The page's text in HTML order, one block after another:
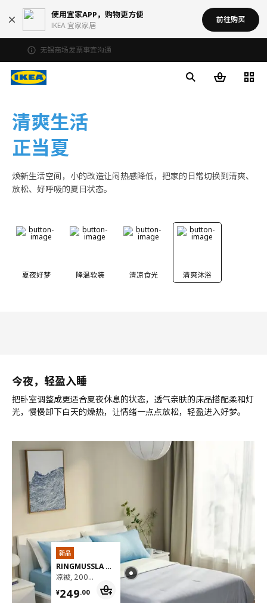
使用宜家APP，购物更方便
IKEA 宜家家居
前往购买
无锡商场发票事宜沟通
清爽生活
正当夏
焕新生活空间，小的改造让闷热感降低，把家的日常切换到清爽、
放松、好呼吸的夏日状态。
夏夜好梦 降温软装 清凉食光 清爽沐浴
今夜，轻盈入睡
把卧室调整成更适合夏夜休息的状态，透气亲肤的床品搭配柔和灯
光，慢慢卸下白天的燥热，让情绪一点点放松，轻盈进入好梦。
新品
RINGMUSSLA 灵慕丝凉
凉被, 200x230 厘米
¥249.00
¥ 249.00